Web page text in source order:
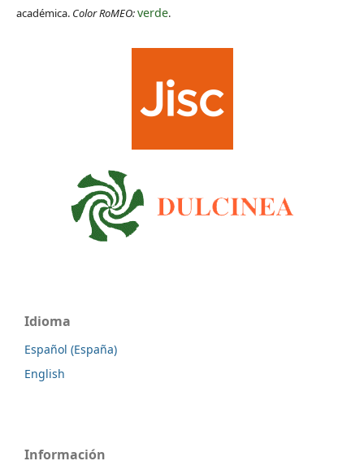
académica. Color RoMEO:verde.
Idioma
Español (España)
English
Información